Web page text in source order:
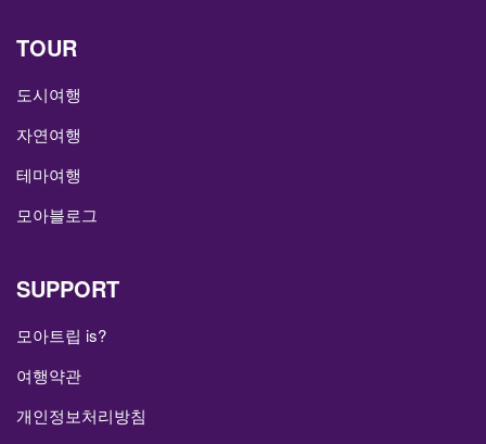
TOUR
도시여행
자연여행
테마여행
모아블로그
SUPPORT
모아트립 is?
여행약관
개인정보처리방침